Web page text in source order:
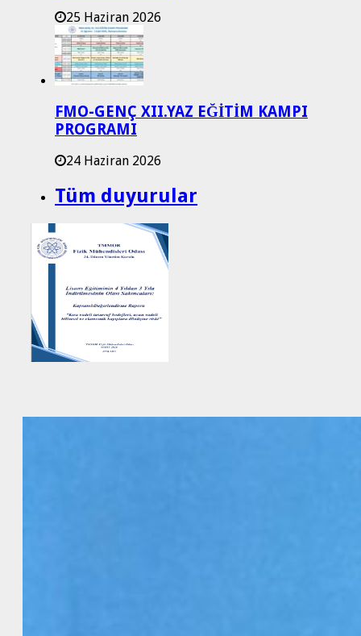
25 Haziran 2026
FMO-GENÇ XII.YAZ EĞİTİM KAMPI
PROGRAMI
24 Haziran 2026
Tüm duyurular